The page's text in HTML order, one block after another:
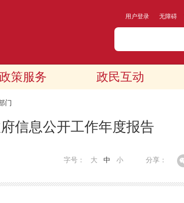
用户登录 无障碍
策服务 政民互动
门
信息公开工作年度报告
分享：
字号： 大 中 小